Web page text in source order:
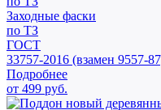
Заходные фаски
по ТЗ
ГОСТ
33757-2016 (взамен 9557-
Подробнее
от 499 руб.